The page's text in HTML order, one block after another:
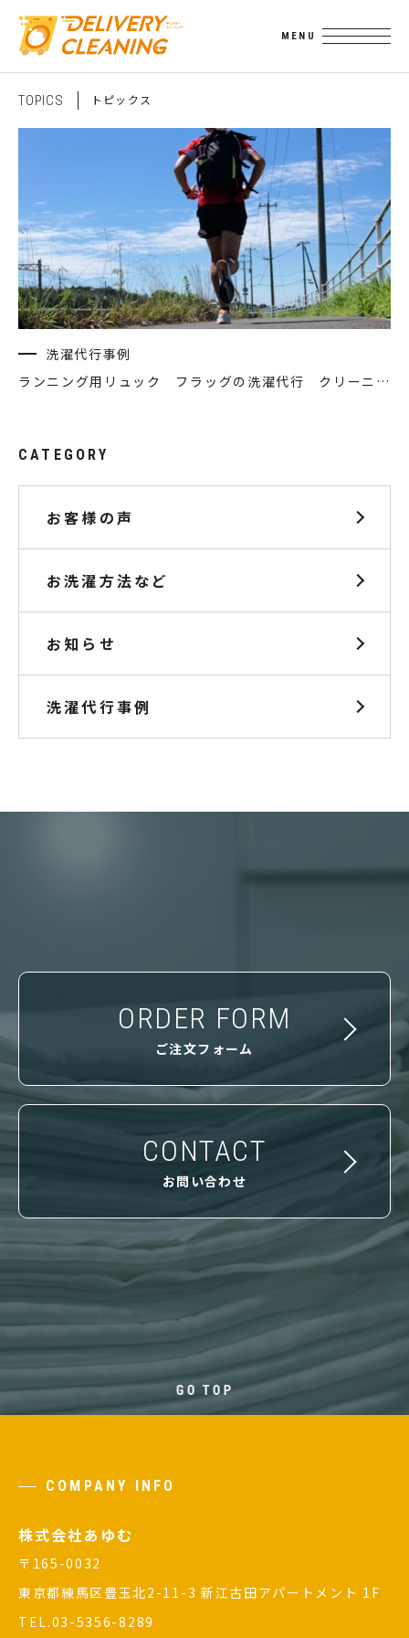
TOPICS ト ピッ ク ス
洗濯代行事例
ランニング用リュック フラッグの洗濯代行 クリーニング
CATEGORY
お客様の声
お洗濯方法など
お知らせ
洗濯代行事例
ORDER FORM
ご注文フォーム
CONTACT
お問い合わせ
GO TOP
COMPANY INFO
株式会社あゆむ
〒165-0032
東京都練馬区豊玉北2-11-3 新江古田アパートメント 1F
TEL.03-5356-8289